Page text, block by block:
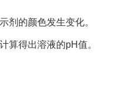
剂的颜色发生变化。
算得出溶液的pH值。